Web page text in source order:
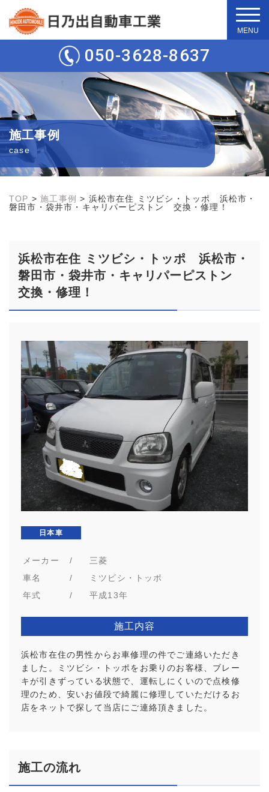
t
o
g
e
n
a
v
g
a
t
i
o
050-3628-8637
施工事例
case
TOP >施工事例 > 浜松市在住 ミツビシ・トッポ 浜松市・
磐田市・袋井市・キャリパーピストン 交換・修理！
浜松市在住 ミツビシ・トッポ 浜松市・
磐田市・袋井市・キャリパーピストン
交換・修理！
日本車
メーカー /
三菱
車名
/
ミツビシ・トッポ
年式
/ 平成13年
施工内容
浜松市在住の男性からお車修理の件でご連絡いただき
ました。ミツビシ・トッポをお乗りのお客様、ブレー
キが引きずっている状態で、運転しにくいので点検修
理のため、安いお値段で綺麗に修理していただけるお
店をネットで探して当店にご連絡頂きました。
施工の流れ